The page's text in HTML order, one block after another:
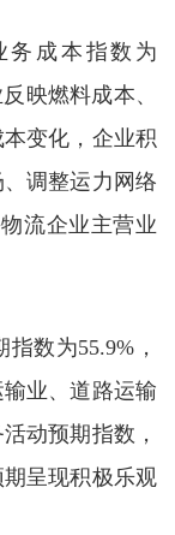
务成本指数为
映燃料成本、
变化，企业积
调整运力网络
流企业主营业
数为55.9%，
业、道路运输
动预期指数，
呈现积极乐观